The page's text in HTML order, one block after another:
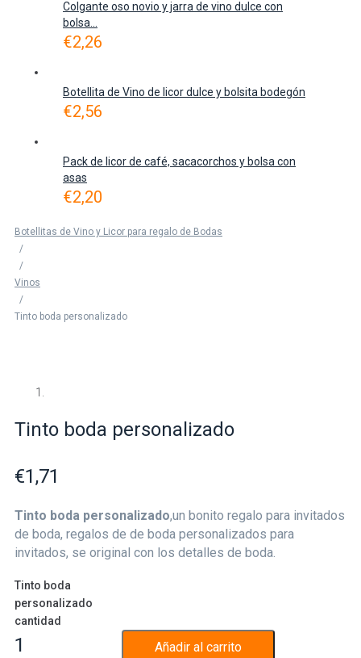
Colgante oso novio y jarra de vino dulce con
bolsa...
€2,26
Botellita de Vino de licor dulce y bolsita bodegón
€2,56
Pack de licor de café, sacacorchos y bolsa con
asas
€2,20
Botellitas de Vino y Licor para regalo de Bodas
/
/
Vinos
/
Tinto boda personalizado
Tinto boda personalizado
€1,71
Tinto boda personalizado,un bonito regalo para invitados
de boda, regalos de de boda personalizados para
invitados, se original con los detalles de boda.
Tinto boda
personalizado
cantidad
Añadir al carrito